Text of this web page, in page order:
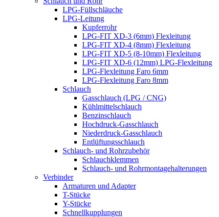
LPG-Füllschläuche
LPG-Leitung
Kupferrohr
LPG-FIT XD-3 (6mm) Flexleitung
LPG-FIT XD-4 (8mm) Flexleitung
LPG-FIT XD-5 (8-10mm) Flexleitung
LPG-FIT XD-6 (12mm) LPG-Flexleitung
LPG-Flexleitung Faro 6mm
LPG-Flexleitung Faro 8mm
Schlauch
Gasschlauch (LPG / CNG)
Kühlmittelschlauch
Benzinschlauch
Hochdruck-Gasschlauch
Niederdruck-Gasschlauch
Entlüftungsschlauch
Schlauch- und Rohrzubehör
Schlauchklemmen
Schlauch- und Rohrmontagehalterungen
Verbinder
Armaturen und Adapter
T-Stücke
Y-Stücke
Schnellkupplungen